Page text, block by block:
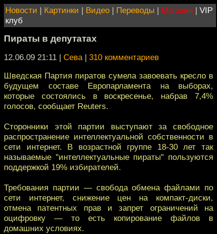
Новости | Картинки | Видео | Переводы | Магазин | VIP
клуб
Пираты в депутатах
12.06.09 21:11 | Сева| 310 комментариев
Шведская Партия пиратов сумела завоевать кресло в
будущем составе Европарламента на выборах,
которые состоялись в воскресенье, набрав 7,4%
голосов, сообщает Reuters.
Сторонники этой партии выступают за свободное
распространение интеллектуальной собственности в
сети интернет. В возрастной группе 18-30 лет так
называемые "интеллектуальные пираты" пользуются
поддержкой 19% избирателей.
Требования партии — свобода обмена файлами по
сети интернет, снижение цен на компакт-диски,
отмена патентных прав и запрет ограничений на
оцифровку — то есть копирование файлов в
домашних условиях.